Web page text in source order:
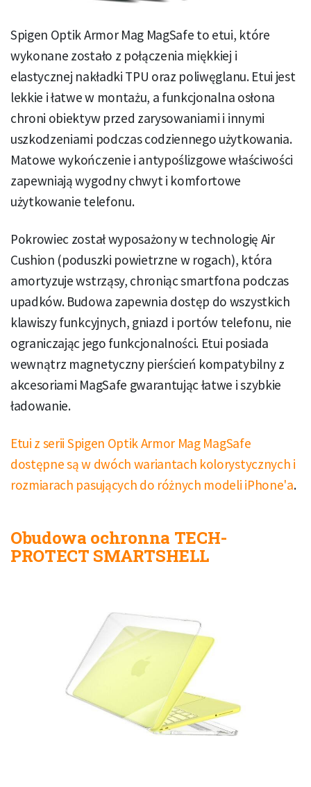
Spigen Optik Armor Mag MagSafe to etui, które
wykonane zostało z połączenia miękkiej i
elastycznej nakładki TPU oraz poliwęglanu. Etui jest
lekkie i łatwe w montażu, a funkcjonalna osłona
chroni obiektyw przed zarysowaniami i innymi
uszkodzeniami podczas codziennego użytkowania.
Matowe wykończenie i antypoślizgowe właściwości
zapewniają wygodny chwyt i komfortowe
użytkowanie telefonu.
Pokrowiec został wyposażony w technologię Air
Cushion (poduszki powietrzne w rogach), która
amortyzuje wstrząsy, chroniąc smartfona podczas
upadków. Budowa zapewnia dostęp do wszystkich
klawiszy funkcyjnych, gniazd i portów telefonu, nie
ograniczając jego funkcjonalności. Etui posiada
wewnątrz magnetyczny pierścień kompatybilny z
akcesoriami MagSafe gwarantując łatwe i szybkie
ładowanie.
Etui z serii Spigen Optik Armor Mag MagSafe
dostępne są w dwóch wariantach kolorystycznych i
rozmiarach pasujących do różnych modeli iPhone'a.
Obudowa ochronna TECH-
PROTECT SMARTSHELL